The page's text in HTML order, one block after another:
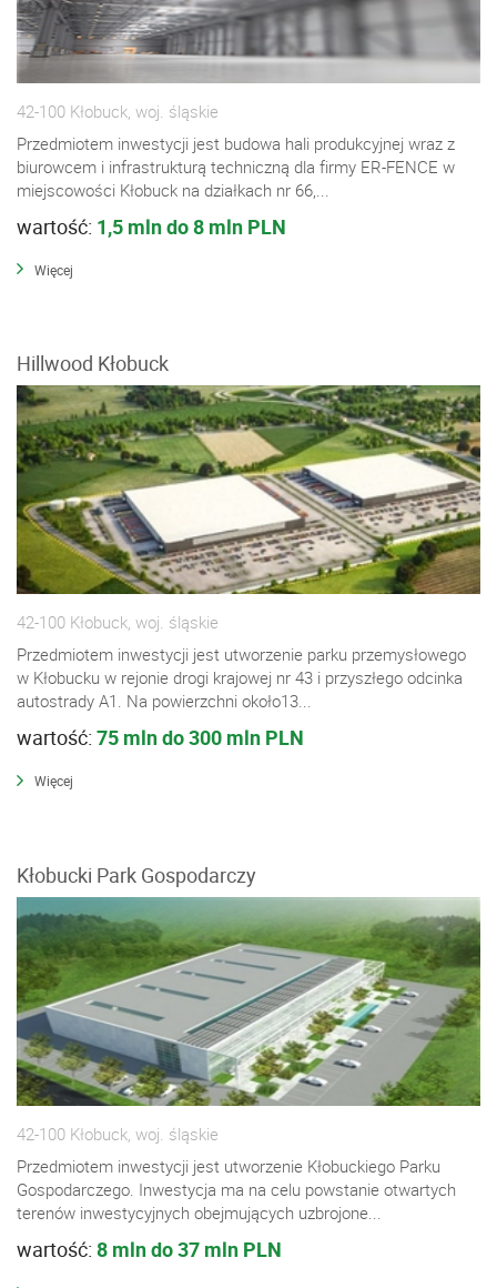
42-100 Kłobuck, woj. śląskie
Przedmiotem inwestycji jest budowa hali produkcyjnej wraz z
biurowcem i infrastrukturą techniczną dla firmy ER-FENCE w
miejscowości Kłobuck na działkach nr 66,...
wartość: 1,5 mln do 8 mln PLN
Więcej
Hillwood Kłobuck
42-100 Kłobuck, woj. śląskie
Przedmiotem inwestycji jest utworzenie parku przemysłowego
w Kłobucku w rejonie drogi krajowej nr 43 i przyszłego odcinka
autostrady A1. Na powierzchni około13...
wartość: 75 mln do 300 mln PLN
Więcej
Kłobucki Park Gospodarczy
42-100 Kłobuck, woj. śląskie
Przedmiotem inwestycji jest utworzenie Kłobuckiego Parku
Gospodarczego. Inwestycja ma na celu powstanie otwartych
terenów inwestycyjnych obejmujących uzbrojone...
wartość: 8 mln do 37 mln PLN